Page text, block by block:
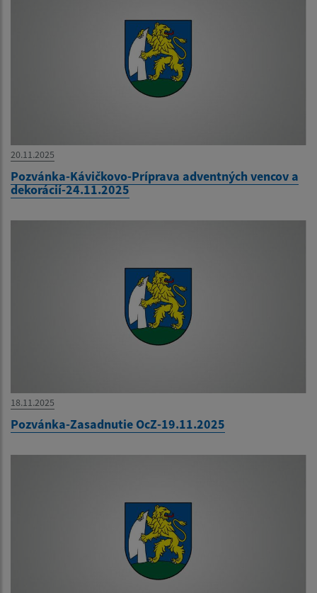
20.11.2025
Pozvánka-Kávičkovo-Príprava adventných vencov a
dekorácií-24.11.2025
18.11.2025
Pozvánka-Zasadnutie OcZ-19.11.2025